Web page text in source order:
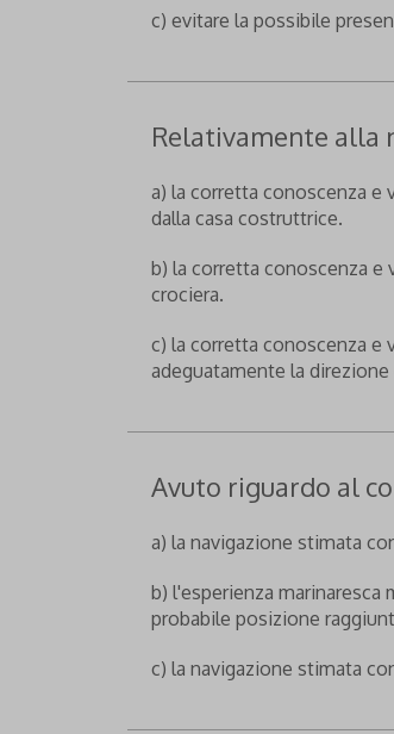
c) evitare la possibile
Relativamente alla
a) la corretta conoscenza e
dalla casa costruttrice.
b) la corretta conoscenza e
crociera.
c) la corretta conoscenza e
adeguatamente la
Avuto riguardo al
a) la navigazione stimata
b) l'esperienza
probabile posizione
c) la navigazione stimata